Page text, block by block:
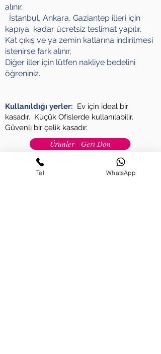
alınır.
İstanbul, Ankara, Gaziantep illeri için
kapıya kadar ücretsiz teslimat yapılır,
Kat çıkış ve ya zemin katlarına indirilmesi
istenirse fark alınır,
Diğer iller için lütfen nakliye bedelini
öğreniniz.
Kullanıldığı yerler: Ev için ideal bir
kasadır. Küçük Ofislerde kullanılabilir.
Güvenli bir çelik kasadır.
Ürünler - Geri Dön
Tel WhatsApp